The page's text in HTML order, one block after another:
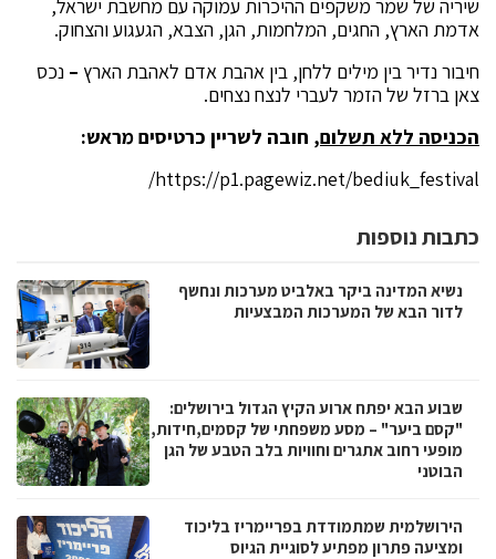
שיריה של שמר משקפים ההיכרות עמוקה עם מחשבת ישראל,
אדמת הארץ, החגים, המלחמות, הגן, הצבא, הגעגוע והצחוק.
חיבור נדיר בין מילים ללחן, בין אהבת אדם לאהבת הארץ –נכס
צאן ברזל של הזמר לעברי לנצח נצחים.
הכניסה ללא תשלום, חובה לשריין כרטיסים מראש:
https://p1.pagewiz.net/bediuk_festival/
כתבות נוספות
נשיא המדינה ביקר באלביט מערכות ונחשף
לדור הבא של המערכות המבצעיות
שבוע הבא יפתח ארוע הקיץ הגדול בירושלים:
"קסם ביער" – מסע משפחתי של קסמים,חידות,
מופעי רחוב אתגרים וחוויות בלב הטבע של הגן
הבוטני
הירושלמית שמתמודדת בפריימריז בליכוד
ומציעה פתרון מפתיע לסוגיית הגיוס